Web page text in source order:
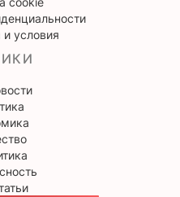
условия